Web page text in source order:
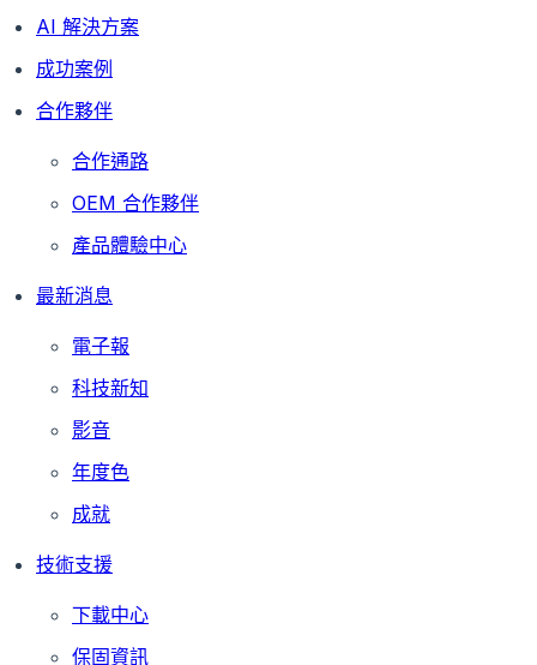
AI 解決方案
成功案例
合作夥伴
合作通路
OEM 合作夥伴
產品體驗中心
最新消息
電子報
科技新知
影音
年度色
成就
技術支援
下載中心
保固資訊